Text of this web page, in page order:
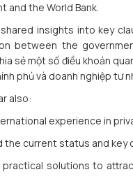
and the World Bank.
insights into key
between the
sẻ một số điều khoản
phủ và doanh nghiệp tư
also:
experience in
the current status and key
practical solutions to